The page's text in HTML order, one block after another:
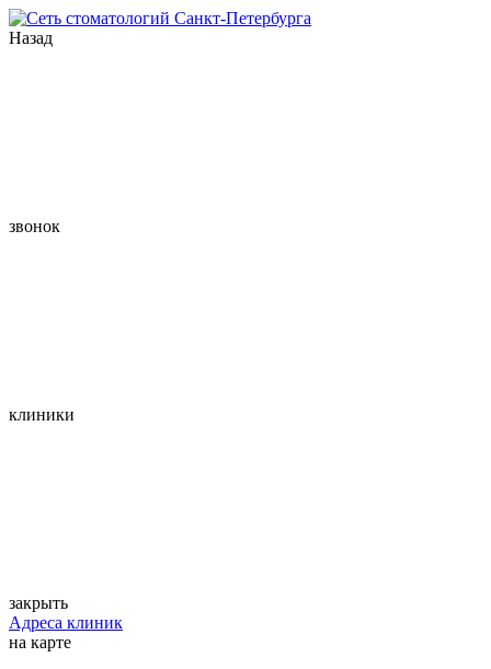
Назад
звонок
клиники
закрыть
Адреса клиник
на карте